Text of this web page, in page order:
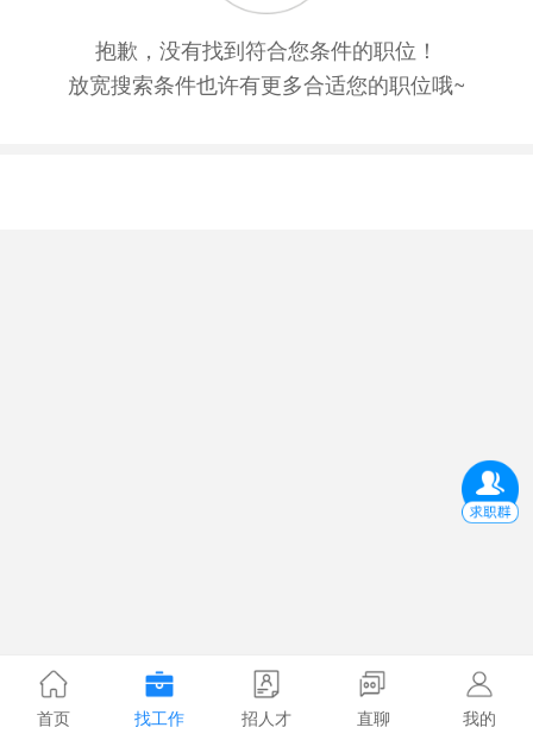
抱歉，没有找到符合您条件的职位！
放宽搜索条件也许有更多合适您的职位哦~
首页 找工作 招人才 直聊 我的